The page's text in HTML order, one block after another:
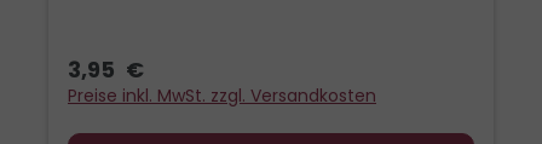
Drops, die sich in der Tasse auflösen. Der
Magnet trägt diese Sorte in Burgundy und
3,95 €
Preise inkl. MwSt. zzgl. Versandkosten